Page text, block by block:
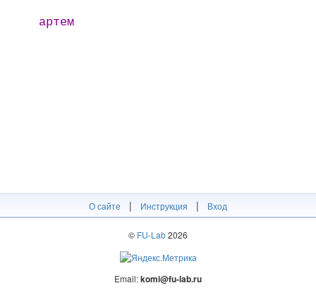
артем
О сайте | Инструкция | Вход
© FU-Lab2026
Email:komi@fu-lab.ru